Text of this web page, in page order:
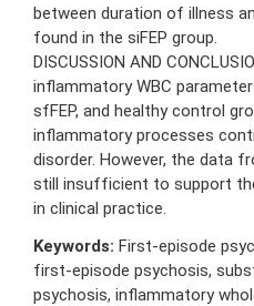
between duration of illness
found in the siFEP group.
DISCUSSION AND
inflammatory WBC
sfFEP, and healthy control
inflammatory processes
disorder. However, the data
still insufficient to support
in clinical practice.
Keywords: First-episode
first-episode psychosis,
psychosis, inflammatory